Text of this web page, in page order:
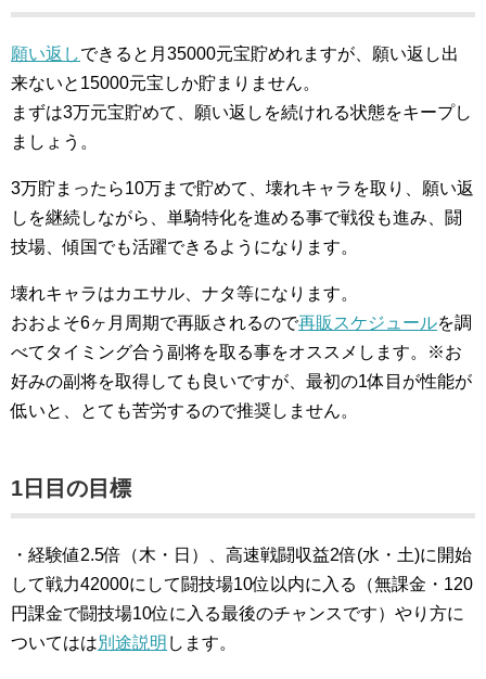
願い返しできると月35000元宝貯めれますが、願い返し出
来ないと15000元宝しか貯まりません。
まずは3万元宝貯めて、願い返しを続けれる状態をキープし
ましょう。
3万貯まったら10万まで貯めて、壊れキャラを取り、願い返
しを継続しながら、単騎特化を進める事で戦役も進み、闘
技場、傾国でも活躍できるようになります。
壊れキャラはカエサル、ナタ等になります。
おおよそ6ヶ月周期で再販されるので再販スケジュールを調
べてタイミング合う副将を取る事をオススメします。※お
好みの副将を取得しても良いですが、最初の1体目が性能が
低いと、とても苦労するので推奨しません。
1日目の目標
・経験値2.5倍（木・日）、高速戦闘収益2倍(水・土)に開始
して戦力42000にして闘技場10位以内に入る（無課金・120
円課金で闘技場10位に入る最後のチャンスです）やり方に
ついてはは別途説明 します。